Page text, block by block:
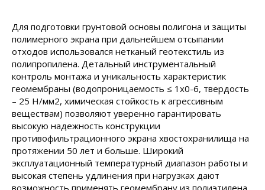
Для подготовки грунтовой основы полигона и защиты
полимерного экрана при дальнейшем отсыпании
отходов использовался нетканый геотекстиль из
полипропилена. Детальный инструментальный
контроль монтажа и уникальность характеристик
геомембраны (водопроницаемость ≤ 1х0-6, твердость
– 25 Н/мм2, химическая стойкость к агрессивным
веществам) позволяют уверенно гарантировать
высокую надежность конструкции
противофильтрационного экрана хвостохранилища на
протяжении 50 лет и больше. Широкий
эксплуатационный температурный диапазон работы и
высокая степень удлинения при нагрузках дают
возможность применять геомембрану из полиэтилена